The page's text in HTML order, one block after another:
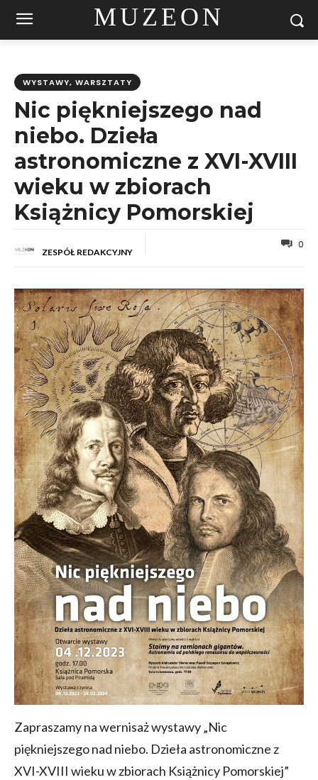
MUZEON
WYSTAWY, WARSZTATY
Nic piękniejszego nad
niebo. Dzieła
astronomiczne z XVI-XVIII
wieku w zbiorach
Książnicy Pomorskiej
ZESPÓŁ REDAKCYJNY
0
Zapraszamy na wernisaż wystawy „Nic
piękniejszego nad niebo. Dzieła astronomiczne z
XVI-XVIII wieku w zbiorach Książnicy Pomorskiej”